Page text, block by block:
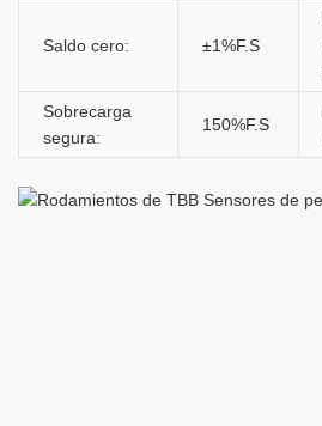
Saldo cero: ±1%F.S
Sobrecarga
segura:
150%F.S